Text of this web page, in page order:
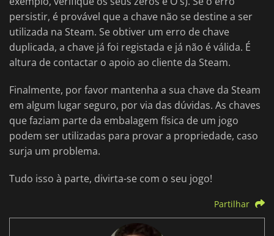
persistir, é provável que a chave não se destine a ser
utilizada na Steam. Se obtiver um erro de chave
duplicada, a chave já foi registada e já não é válida. É
altura de contactar o apoio ao cliente da Steam.
Finalmente, por favor mantenha a sua chave da Steam
em algum lugar seguro, por via das dúvidas. As chaves
que faziam parte da embalagem física de um jogo
podem ser utilizadas para provar a propriedade, caso
surja um problema.
Tudo isso à parte, divirta-se com o seu jogo!
Partilhar